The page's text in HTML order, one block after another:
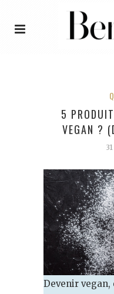
5
VEGAN ?
Devenir vegan,